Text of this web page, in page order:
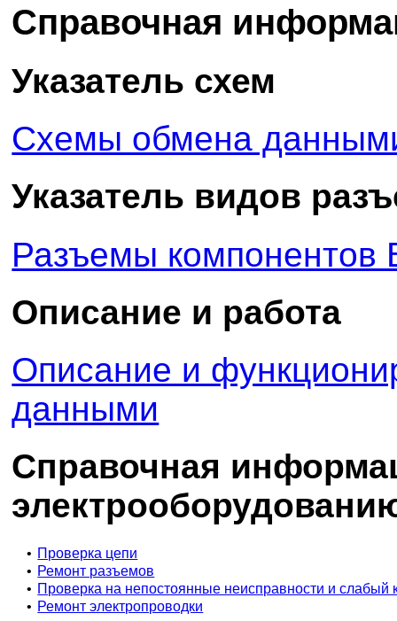
Справочная
Указатель схем
Схемы обмена
Указатель видов
Разъемы компонентов
Описание и работа
Описание и
данными
Справочная
• Проверка цепи
• Ремонт разъемов
• Проверка на непостоянные неисправности и слабый
• Ремонт электропроводки